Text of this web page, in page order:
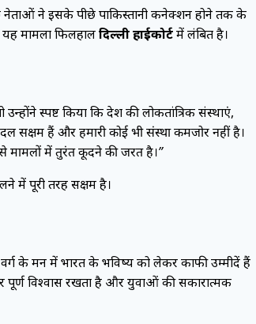
नेताओं ने इसके पीछे पाकिस्तानी कनेक्शन होने तक के
मामला फिलहालदिल्ली हाईकोर्टमें लंबित है।
स्पष्ट किया कि देश की लोकतांत्रिक संस्थाएं,
दल सक्षम हैं और हमारी कोई भी संस्था कमजोर नहीं है।
मामलों में तुरंत कूदने की जरूरत है।”
में पूरी तरह सक्षम है।
के मन में भारत के भविष्य को लेकर काफी उम्मीदें हैं
पूर्ण विश्वास रखता है और युवाओं की सकारात्मक